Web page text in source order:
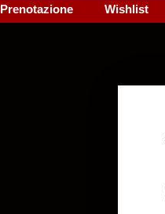
Prenotazione Wishlist